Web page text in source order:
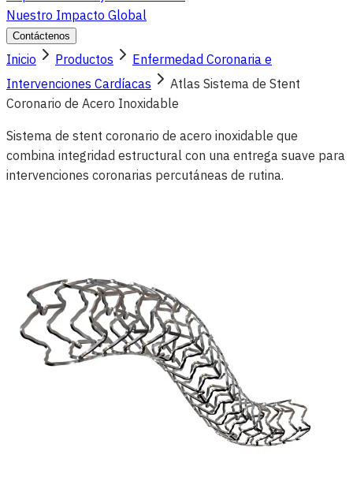
Nuestro Impacto Global
Contáctenos
Inicio Productos
Enfermedad Coronaria e
Intervenciones Cardíacas
Atlas Sistema de Stent
Coronario de Acero Inoxidable
Sistema de stent coronario de acero inoxidable que
combina integridad estructural con una entrega suave para
intervenciones coronarias percutáneas de rutina.